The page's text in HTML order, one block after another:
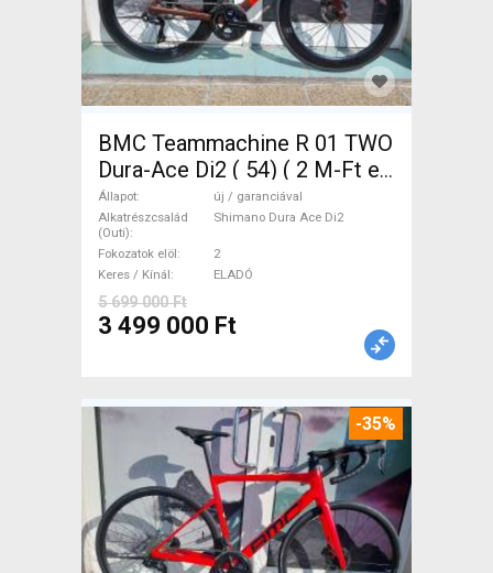
BMC Teammachine R 01 TWO
Dura-Ace Di2 ( 54) ( 2 M-Ft e
Országúti Shimano Dura Ace
Di2 tárcsafék új / garanciával
ELADÓ
Állapot
új / garanciával
Alkatrészcsalád
(Outi)
Shimano Dura Ace Di2
Fokozatok elöl
2
Keres / Kínál
ELADÓ
5 699 000 Ft
3 499 000 Ft
-35%